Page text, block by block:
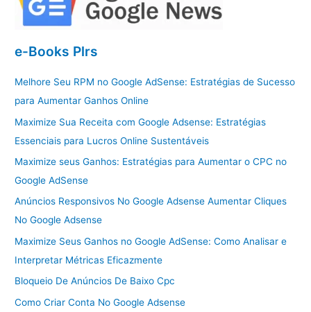
e-Books Plrs
Melhore Seu RPM no Google AdSense: Estratégias de Sucesso
para Aumentar Ganhos Online
Maximize Sua Receita com Google Adsense: Estratégias
Essenciais para Lucros Online Sustentáveis
Maximize seus Ganhos: Estratégias para Aumentar o CPC no
Google AdSense
Anúncios Responsivos No Google Adsense Aumentar Cliques
No Google Adsense
Maximize Seus Ganhos no Google AdSense: Como Analisar e
Interpretar Métricas Eficazmente
Bloqueio De Anúncios De Baixo Cpc
Como Criar Conta No Google Adsense